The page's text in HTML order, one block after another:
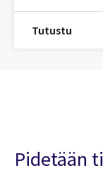
Tutustu
Pidetään